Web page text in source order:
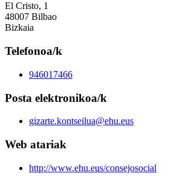
El Cristo, 1
48007 Bilbao
Bizkaia
Telefonoa/k
946017466
Posta elektronikoa/k
gizarte.kontseilua@ehu.eus
Web atariak
http://www.ehu.eus/consejosocial